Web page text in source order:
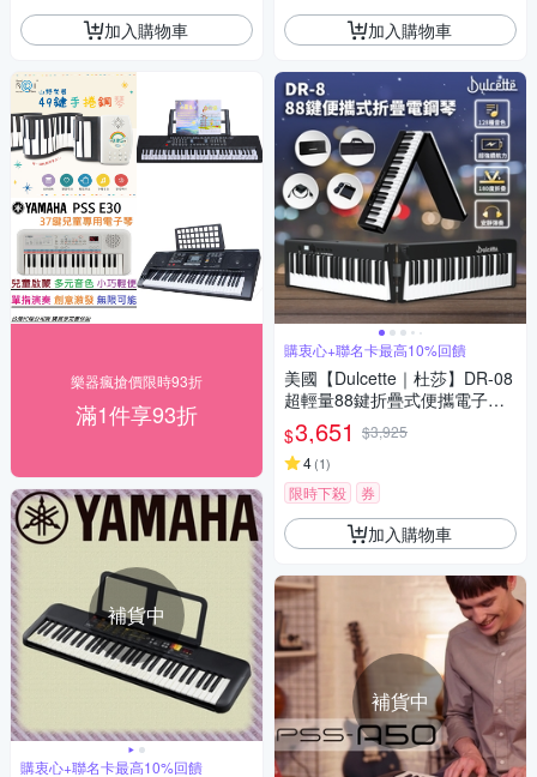
加入購物車
樂器瘋搶價限時93折
滿1件享93折
補貨中
購衷心+聯名卡最高10%回饋
加入購物車
購衷心+聯名卡最高10%回饋
美國【Dulcette｜杜莎】DR-08
超輕量88鍵折疊式便攜電子鋼
琴 力度感應組合琴鍵 附琴袋方
便外出攜帶 還原真實鋼琴琴鍵
和音色
$3,651 $3,925
4(1)
限時下殺 券
加入購物車
補貨中